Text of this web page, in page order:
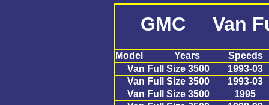
GMC Van
Model Years
Speeds
Van Full Size 3500
1993-03
Van Full Size 3500
1993-03
Van Full Size 3500
1995